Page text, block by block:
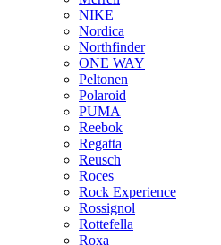
NIKE
Nordica
Northfinder
ONE WAY
Peltonen
Polaroid
PUMA
Reebok
Regatta
Reusch
Roces
Rock Experience
Rossignol
Rottefella
Roxa